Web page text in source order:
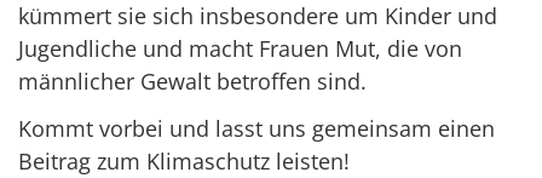
kümmert sie sich insbesondere um Kinder und
Jugendliche und macht Frauen Mut, die von
männlicher Gewalt betroffen sind.
Kommt vorbei und lasst uns gemeinsam einen
Beitrag zum Klimaschutz leisten!